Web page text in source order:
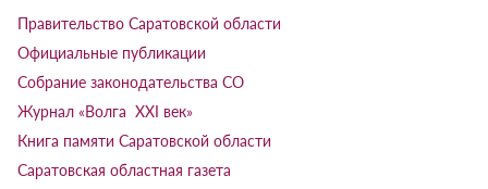
Правительство Саратовской области
Официальные публикации
Собрание законодательства СО
Журнал «Волга XXI век»
Книга памяти Саратовской области
Саратовская областная газета